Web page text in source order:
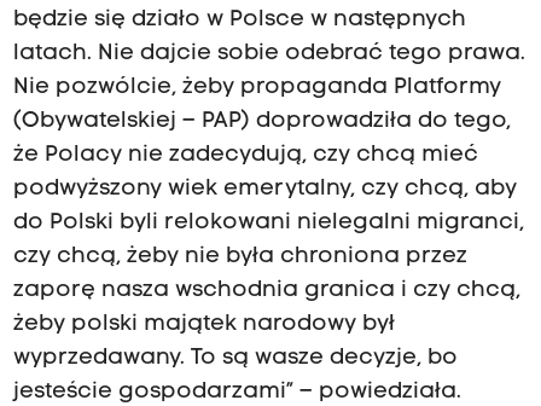
będzie się działo w Polsce w następnych
latach. Nie dajcie sobie odebrać tego prawa.
Nie pozwólcie, żeby propaganda Platformy
(Obywatelskiej – PAP) doprowadziła do tego,
że Polacy nie zadecydują, czy chcą mieć
podwyższony wiek emerytalny, czy chcą, aby
do Polski byli relokowani nielegalni migranci,
czy chcą, żeby nie była chroniona przez
zaporę nasza wschodnia granica i czy chcą,
żeby polski majątek narodowy był
wyprzedawany. To są wasze decyzje, bo
jesteście gospodarzami” – powiedziała.